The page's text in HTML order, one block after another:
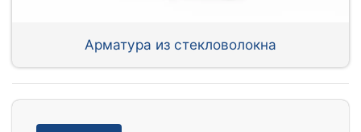
Арматура из стекловолокна